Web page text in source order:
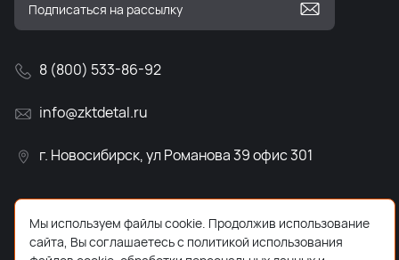
8 (800) 533-86-92
info@zktdetal.ru
г. Новосибирск, ул Романова 39 офис 301
Мы используем файлы cookie. Продолжив использование
сайта, Вы соглашаетесь с политикой использования